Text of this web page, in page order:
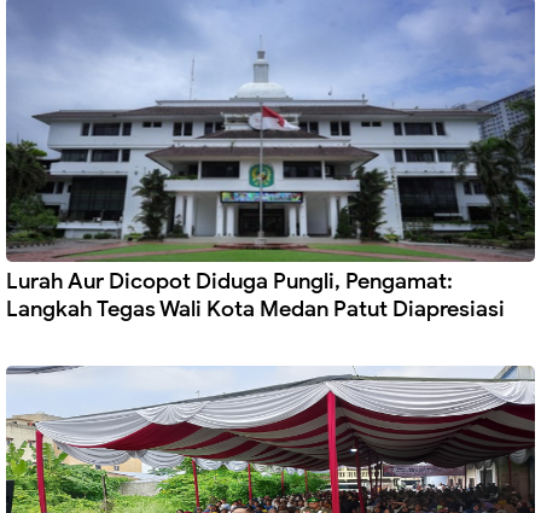
Lurah Aur Dicopot Diduga Pungli, Pengamat:
Langkah Tegas Wali Kota Medan Patut Diapresiasi